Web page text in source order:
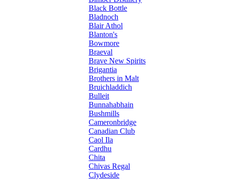
Black Bottle
Bladnoch
Blair Athol
Blanton's
Bowmore
Braeval
Brave New Spirits
Brigantia
Brothers in Malt
Bruichladdich
Bulleit
Bunnahabhain
Bushmills
Cameronbridge
Canadian Club
Caol Ila
Cardhu
Chita
Chivas Regal
Clydeside